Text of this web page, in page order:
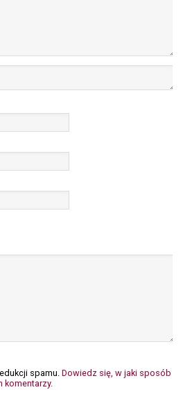
spamu. Dowiedz się, w jaki sposób
komentarzy.